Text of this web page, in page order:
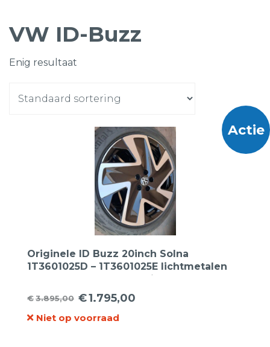
VW ID-Buzz
Enig resultaat
Actie
Originele ID Buzz 20inch Solna
1T3601025D – 1T3601025E lichtmetalen
velgen breedset + Continental 235 50 20
– 265 45 20 Seal Inside zomerbanden.
€3.895,00
Oorspronkelijke
prijs
€1.795,00
Huidige
prijs
Niet op voorraad